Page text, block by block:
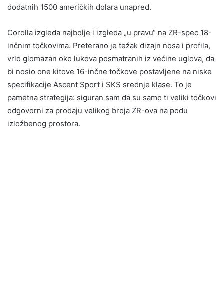
dodatnih 1500 američkih dolara unapred.
Corolla izgleda najbolje i izgleda „u pravu“ na ZR-spec 18-
inčnim točkovima. Preterano je težak dizajn nosa i profila,
vrlo glomazan oko lukova posmatranih iz većine uglova, da
bi nosio one kitove 16-inčne točkove postavljene na niske
specifikacije Ascent Sport i SKS srednje klase. To je
pametna strategija: siguran sam da su samo ti veliki točkovi
odgovorni za prodaju velikog broja ZR-ova na podu
izložbenog prostora.